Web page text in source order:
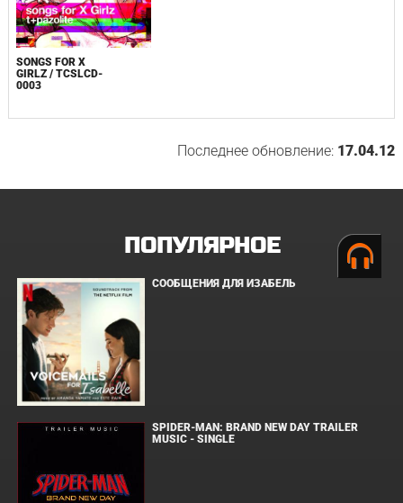
SONGS FOR X
GIRLZ / TCSLCD-
0003
Последнее обновление: 17.04.12
ПОПУЛЯРНОЕ
СООБЩЕНИЯ ДЛЯ ИЗАБЕЛЬ
SPIDER-MAN: BRAND NEW DAY TRAILER
MUSIC - SINGLE